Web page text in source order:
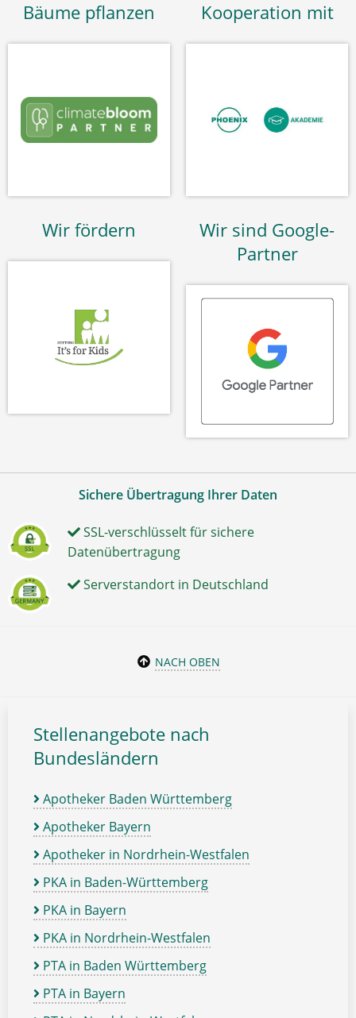
Bäume pflanzen Kooperation mit
Wir fördern
Wir sind Google-
Partner
Sichere Übertragung Ihrer Daten
SSL-verschlüsselt für sichere
Datenübertragung
Serverstandort in Deutschland
NACH OBEN
Stellenangebote nach
Bundesländern
Apotheker Baden Württemberg
Apotheker Bayern
Apotheker in Nordrhein-Westfalen
PKA in Baden-Württemberg
PKA in Bayern
PKA in Nordrhein-Westfalen
PTA in Baden Württemberg
PTA in Bayern